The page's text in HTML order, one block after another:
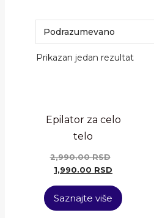
Prikazan jedan rezultat
Epilator za celo
telo
2,990.00RSD
1,990.00 RSD
Saznajte više